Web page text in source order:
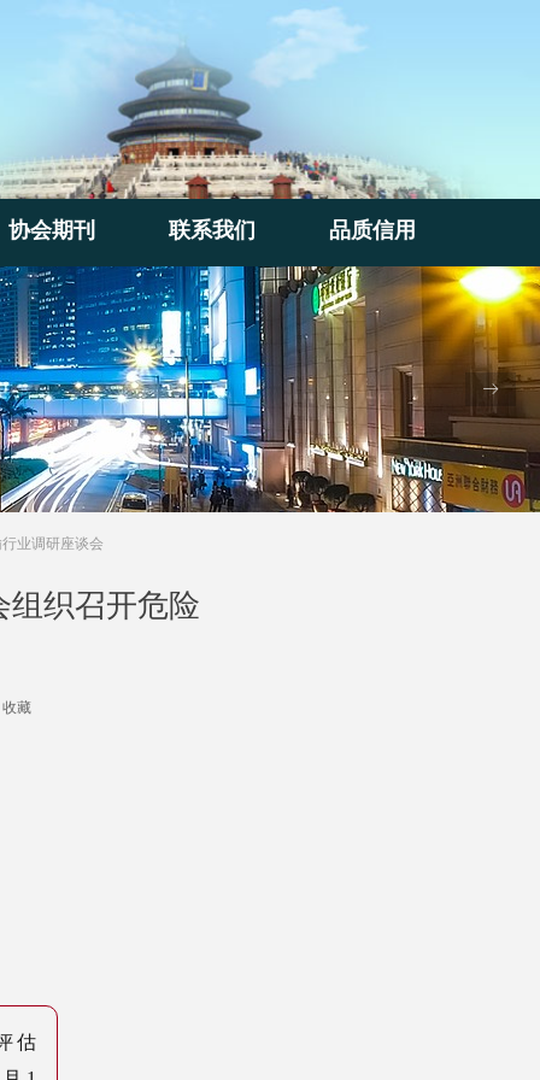
ꁹ
协会期刊
协会期刊
联系我们
联系我们
品质信用
品质信用
织召开危险
业调研座谈会
估
收藏